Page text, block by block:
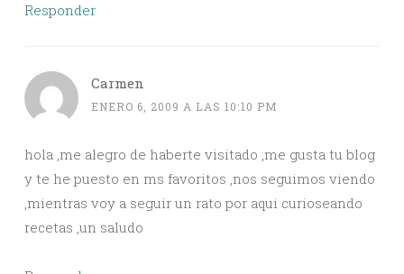
Responder
Carmen
ENERO 6, 2009 A LAS 10:10 PM
hola ,me alegro de haberte visitado ,me gusta tu blog
y te he puesto en ms favoritos ,nos seguimos viendo
,mientras voy a seguir un rato por aqui curioseando
recetas ,un saludo